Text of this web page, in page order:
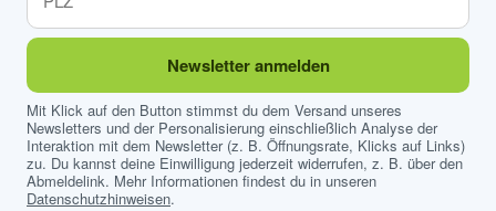
Newsletter anmelden
Mit Klick auf den Button stimmst du dem Versand unseres
Newsletters und der Personalisierung einschließlich Analyse der
Interaktion mit dem Newsletter (z. B. Öffnungsrate, Klicks auf Links)
zu. Du kannst deine Einwilligung jederzeit widerrufen, z. B. über den
Abmeldelink. Mehr Informationen findest du in unseren
Datenschutzhinweisen.